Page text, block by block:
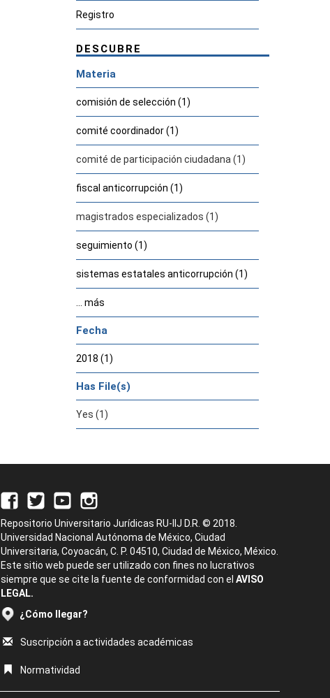
Registro
DESCUBRE
Materia
comisión de selección (1)
comité coordinador (1)
comité de participación ciudadana (1)
fiscal anticorrupción (1)
magistrados especializados (1)
seguimiento (1)
sistemas estatales anticorrupción (1)
... más
Fecha
2018 (1)
Has File(s)
Yes (1)
Repositorio Universitario Jurídicas RU-IIJ D.R. © 2018.
Universidad Nacional Autónoma de México, Ciudad
Universitaria, Coyoacán, C. P. 04510, Ciudad de México, México.
Este sitio web puede ser utilizado con fines no lucrativos
siempre que se cite la fuente de conformidad con el AVISO
LEGAL.
¿Cómo llegar?
Suscripción a actividades académicas
Normatividad